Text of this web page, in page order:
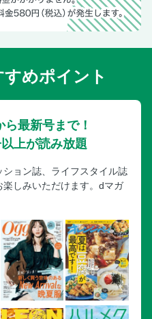
めポイント
最新号まで！
上が読み放題
ョン誌、ライフスタイル誌
しみいただけます。dマガ